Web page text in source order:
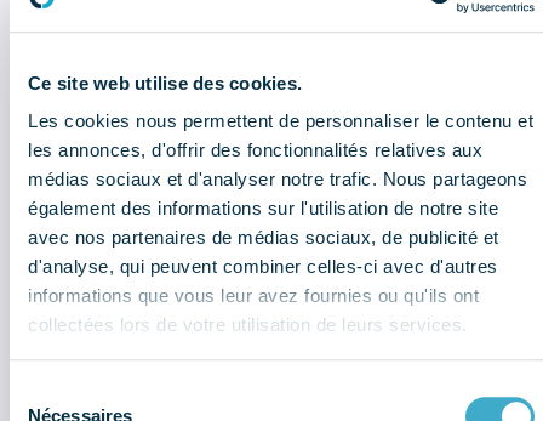
Ce site web utilise des cookies.
Les cookies nous permettent de personnaliser le contenu et
les annonces, d'offrir des fonctionnalités relatives aux
médias sociaux et d'analyser notre trafic. Nous partageons
également des informations sur l'utilisation de notre site
avec nos partenaires de médias sociaux, de publicité et
d'analyse, qui peuvent combiner celles-ci avec d'autres
informations que vous leur avez fournies ou qu'ils ont
collectées lors de votre utilisation de leurs services.
Nécessaires
CELA PEUT AUSSI VOUS INTÉRESSER
les informations à retenir
Bulletin économique : que retenir
Sociétés du dentaire : quel sont les
économique et sociale (données